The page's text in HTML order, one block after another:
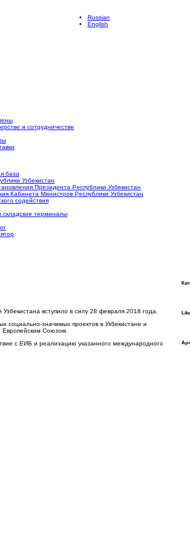
Russian
English
и сотрудничестве
база
Узбекистан
Президента Республики Узбекистан
Кабинета Министров Республики Узбекистан
содействия
терминалы
вступило в силу 28 февраля 2018 года.
социально-значимых проектов в Узбекистане и
Европейским Союзом.
с ЕИБ и реализацию указанного международного